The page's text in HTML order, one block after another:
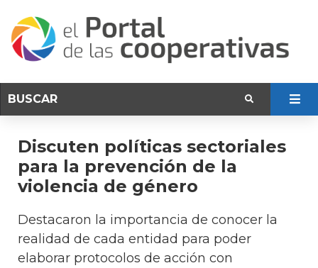
Discuten políticas sectoriales
para la prevención de la
violencia de género
Destacaron la importancia de conocer la
realidad de cada entidad para poder
elaborar protocolos de acción con